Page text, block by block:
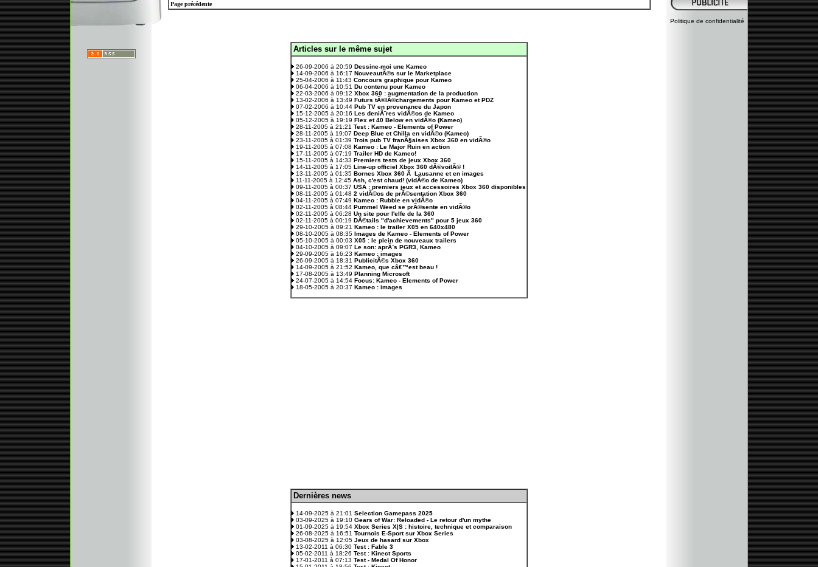
Page précédente
Articles sur le même sujet
26-09-2006 à 20:59 Dessine-moi une Kameo
14-09-2006 à 16:17 NouveautÃ©s sur le Marketplace
25-04-2006 à 11:43 Concours graphique pour Kameo
06-04-2006 à 10:51 Du contenu pour Kameo
22-03-2006 à 09:12 Xbox 360 : augmentation de la production
13-02-2006 à 13:49 Futurs tÃ©lÃ©chargements pour Kameo et PDZ
07-02-2006 à 10:44 Pub TV en provenance du Japon
15-12-2005 à 20:16 Les deniÃ¨res vidÃ©os de Kameo
05-12-2005 à 19:19 Flex et 40 Below en vidÃ©o (Kameo)
28-11-2005 à 21:21 Test : Kameo - Elements of Power
28-11-2005 à 19:07 Deep Blue et Chilla en vidÃ©o (Kameo)
23-11-2005 à 01:39 Trois pub TV franÃ§aises Xbox 360 en vidÃ©o
19-11-2005 à 07:08 Kameo : Le Major Ruin en action
17-11-2005 à 07:19 Trailer HD de Kameo!
15-11-2005 à 14:33 Premiers tests de jeux Xbox 360
14-11-2005 à 17:05 Line-up officiel Xbox 360 dÃ©voilÃ© !
13-11-2005 à 01:35 Bornes Xbox 360 Ã Lausanne et en images
11-11-2005 à 12:45 Ash, c'est chaud! (vidÃ©o de Kameo)
09-11-2005 à 00:37 USA : premiers jeux et accessoires Xbox 360 disponibles
08-11-2005 à 01:48 2 vidÃ©os de prÃ©sentation Xbox 360
04-11-2005 à 07:49 Kameo : Rubble en vidÃ©o
02-11-2005 à 08:44 Pummel Weed se prÃ©sente en vidÃ©o
02-11-2005 à 06:28 Un site pour l'elfe de la 360
02-11-2005 à 00:19 DÃ©tails "d'achievements" pour 5 jeux 360
29-10-2005 à 09:21 Kameo : le trailer X05 en 640x480
08-10-2005 à 08:35 Images de Kameo - Elements of Power
05-10-2005 à 00:03 X05 : le plein de nouveaux trailers
04-10-2005 à 09:07 Le son: aprÃ¨s PGR3, Kameo
29-09-2005 à 16:23 Kameo : images
26-09-2005 à 18:31 PublicitÃ©s Xbox 360
14-09-2005 à 21:52 Kameo, que câ€™est beau !
17-08-2005 à 13:49 Planning Microsoft
24-07-2005 à 14:54 Focus: Kameo - Elements of Power
18-05-2005 à 20:37 Kameo : images
Dernières news
14-09-2025 à 21:01 Selection Gamepass 2025
03-09-2025 à 19:10 Gears of War: Reloaded - Le retour d'un mythe
01-09-2025 à 19:54 Xbox Series X|S : histoire, technique et comparaison
26-08-2025 à 16:51 Tournois E-Sport sur Xbox Series
03-08-2025 à 12:05 Jeux de hasard sur Xbox
13-02-2011 à 06:30 Test : Fable 3
05-02-2011 à 18:26 Test : Kinect Sports
17-01-2011 à 07:13 Test - Medal Of Honor
Politique de confidentialité